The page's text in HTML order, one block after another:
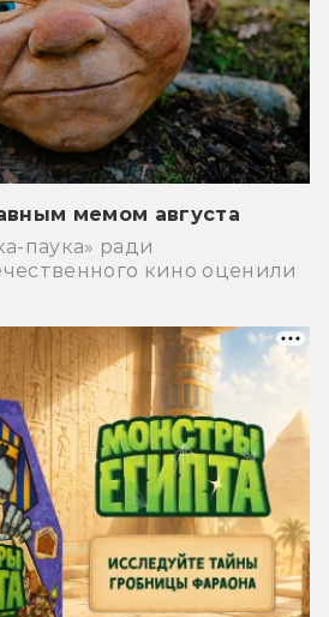
мемом августа
паука» ради
кино оценили